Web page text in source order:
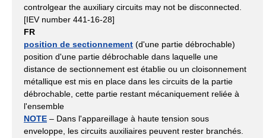
controlgear the auxiliary circuits may not be disconnected.
[IEV number 441-16-28]
FR
position de sectionnement (d'une partie débrochable)
position d'une partie débrochable dans laquelle une
distance de sectionnement est établie ou un cloisonnement
métallique est mis en place dans les circuits de la partie
débrochable, cette partie restant mécaniquement reliée à
l'ensemble
NOTE – Dans l'appareillage à haute tension sous
enveloppe, les circuits auxiliaires peuvent rester branchés.